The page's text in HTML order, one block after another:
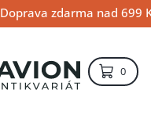
Doprava zdarma nad 699
0